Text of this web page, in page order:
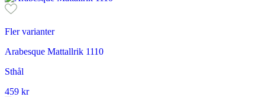
Fler varianter
Arabesque Mattallrik 1110
Sthål
459 kr